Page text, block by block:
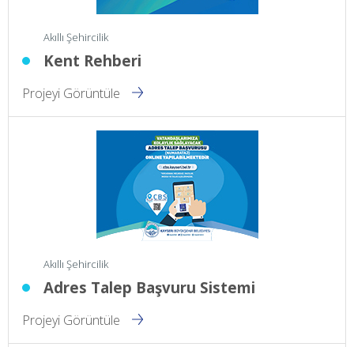
Akıllı Şehircilik
Kent Rehberi
Projeyi Görüntüle
Akıllı Şehircilik
Adres Talep Başvuru Sistemi
Projeyi Görüntüle